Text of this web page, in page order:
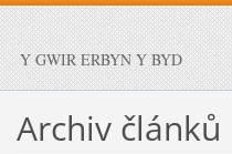
Y GWIR ERBYN Y BYD
Archiv článků